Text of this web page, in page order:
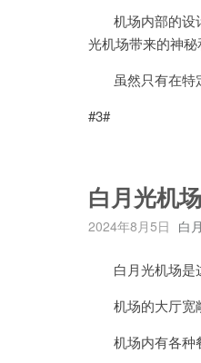
机场内部的设计
光机场带来的神秘
虽然只有在特定
#3#
白月光机
2024年8月5日 白
白月光机场是这
机场的大厅宽敞
机场内有各种餐